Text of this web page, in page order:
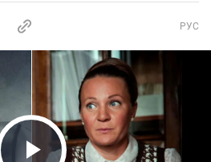
РУС